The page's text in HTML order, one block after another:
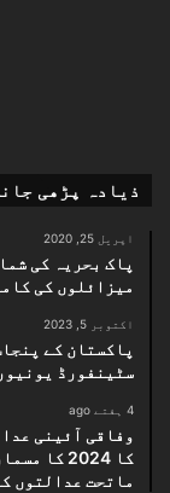
ذیادہ پڑھی
اپریل 25, 2020
پاک بحریہ کی
میزائلوں کی
اکتوبر 5, 2023
پاکستان کے
سٹینفورڈ
4 ہفتے ago
وفاقی آئینی
کا 2024
ماتحت عدالتوں